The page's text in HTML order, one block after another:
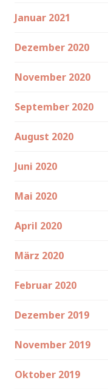
Januar 2021
Dezember 2020
November 2020
September 2020
August 2020
Juni 2020
Mai 2020
April 2020
März 2020
Februar 2020
Dezember 2019
November 2019
Oktober 2019